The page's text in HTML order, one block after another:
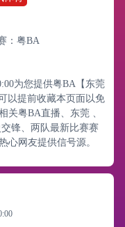
： 粤BA
为您提供粤BA【东莞
以提前收藏本页面以免
关粤BA直播、东莞 、
锋、两队最新比赛赛
心网友提供信号源。